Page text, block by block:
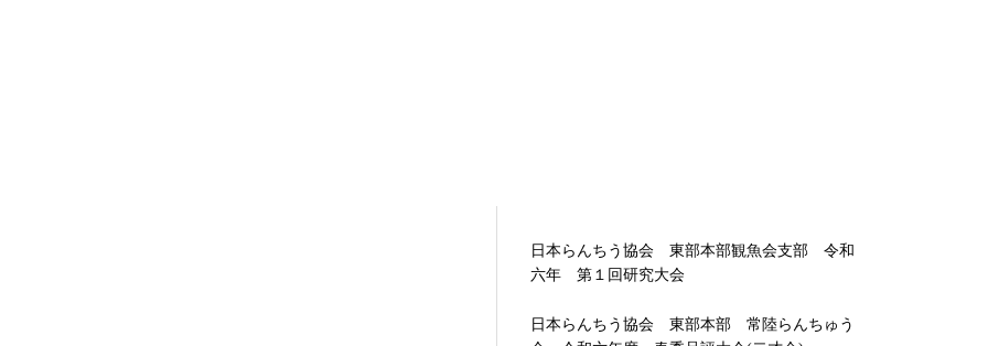
日本らんちう協会 東部本部観魚会支部 令和
六年 第１回研究大会
日本らんちう協会 東部本部 常陸らんちゅう